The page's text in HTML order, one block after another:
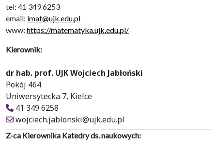
tel: 41 349 6253
email: imat@ujk.edu.pl
www: https://matematyka.ujk.edu.pl/
Kierownik:
dr hab. prof. UJK Wojciech Jabłoński
Pokój 464
Uniwersytecka 7, Kielce
41 349 6258
wojciech.jablonski@ujk.edu.pl
Z-ca Kierownika Katedry ds. naukowych: